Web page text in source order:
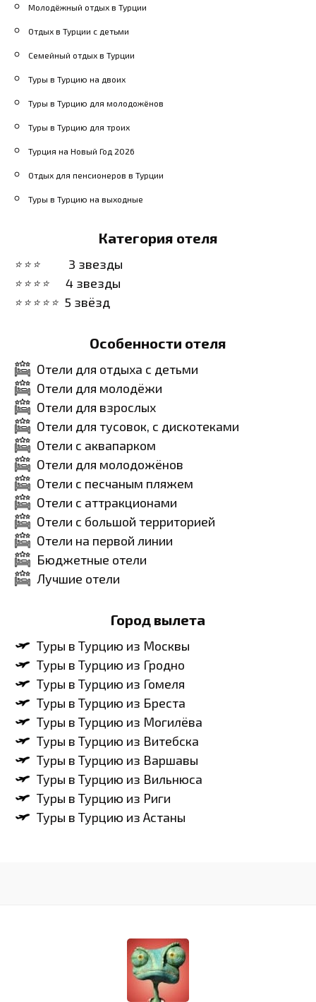
Молодёжный отдых в Турции
Отдых в Турции с детьми
Семейный отдых в Турции
Туры в Турцию на двоих
Туры в Турцию для молодожёнов
Туры в Турцию для троих
Турция на Новый Год 2026
Отдых для пенсионеров в Турции
Туры в Турцию на выходные
Категория отеля
3 звезды
4 звезды
5 звёзд
Особенности отеля
Отели для отдыха с детьми
Отели для молодёжи
Отели для взрослых
Отели для тусовок, с дискотеками
Отели с аквапарком
Отели для молодожёнов
Отели с песчаным пляжем
Отели с аттракционами
Отели с большой территорией
Отели на первой линии
Бюджетные отели
Лучшие отели
Город вылета
Туры в Турцию из Москвы
Туры в Турцию из Гродно
Туры в Турцию из Гомеля
Туры в Турцию из Бреста
Туры в Турцию из Могилёва
Туры в Турцию из Витебска
Туры в Турцию из Варшавы
Туры в Турцию из Вильнюса
Туры в Турцию из Риги
Туры в Турцию из Астаны